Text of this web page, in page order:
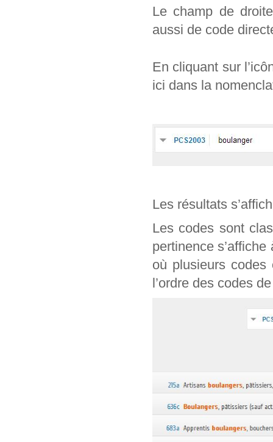
Le champ de
aussi de code
En cliquant sur
ici dans la
Les résultats
Les codes sont
pertinence
où plusieurs
l’ordre des codes